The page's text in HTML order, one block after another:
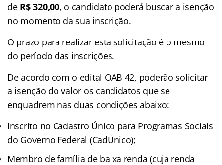
de R$ 320,00, o candidato poderá buscar a isenção
no momento da sua inscrição.
O prazo para realizar esta solicitação é o mesmo
do período das inscrições.
De acordo com o edital OAB 42, poderão solicitar
a isenção do valor os candidatos que se
enquadrem nas duas condições abaixo:
Inscrito no Cadastro Único para Programas Sociais
do Governo Federal (CadÚnico);
Membro de família de baixa renda (cuja renda